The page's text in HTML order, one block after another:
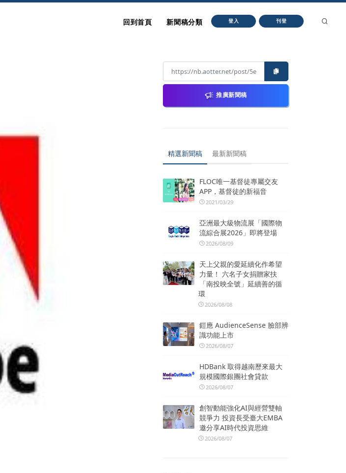
回到首頁 新聞稿分類 登入 刊登
推廣新聞稿
精選新聞稿 最新新聞稿
FLOC唯一基督徒專屬交友
APP，基督徒的新福音
2021/03/29
亞洲最大級物流展「國際物
流綜合展2026」即將登場
2026/08/09
天上父親的愛延續化作希望
力量！ 六名子女捐贈家扶
「南投映全號」延續善的循
環
2026/08/08
鎧應 AudienceSense 臉部辨
識功能上市
2026/08/07
HDBank 取得越南歷來最大
規模國際銀團社會貸款
2026/08/07
創智動能強化AI與經營雙軸
競爭力 投資長受臺大EMBA
邀分享AI時代投資思維
2026/08/07